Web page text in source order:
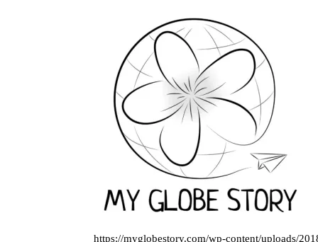
https://myglobestory.com/wp-content/uploads/